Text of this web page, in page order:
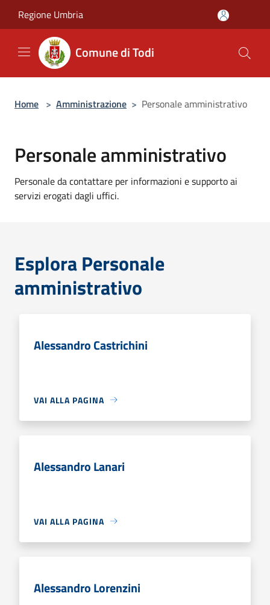
Regione Umbria
Comune di Todi
Home > Amministrazione > Personale amministrativo
Personale amministrativo
Personale da contattare per informazioni e supporto ai
servizi erogati dagli uffici.
Esplora Personale
amministrativo
Alessandro Castrichini
VAI ALLA PAGINA
Alessandro Lanari
VAI ALLA PAGINA
Alessandro Lorenzini